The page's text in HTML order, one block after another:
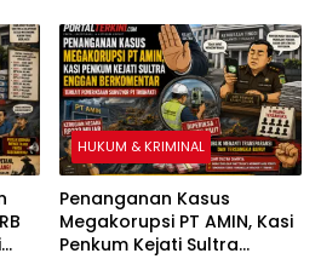
HUKUM & KRIMINAL
Penanganan Kasus
Megakorupsi PT AMIN, Kasi
Penkum Kejati Sultra